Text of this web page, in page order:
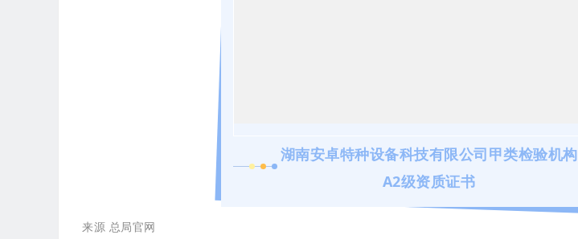
湖南安卓特种设备科技有限公司甲类检验机构
A2级资质证书
来源 总局官网